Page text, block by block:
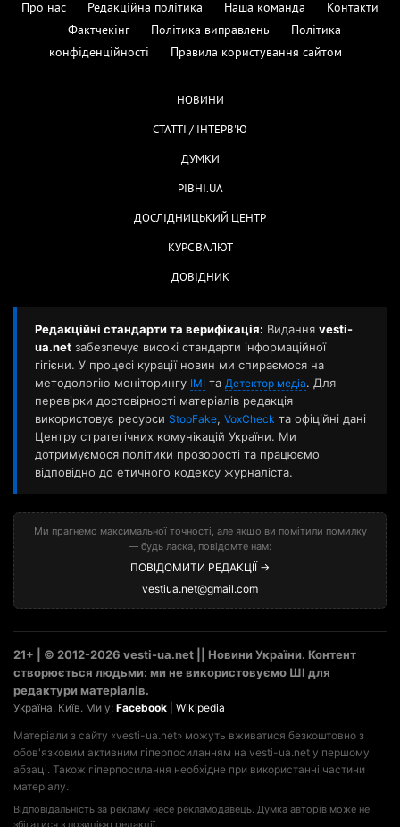
Про нас Редакційна політика Наша команда
Контакти
Фактчекінг
Політика виправлень
Політика
конфіденційності
Правила користування сайтом
НОВИНИ
СТАТТІ / ІНТЕРВ'Ю
ДУМКИ
РІВНІ.UA
ДОСЛІДНИЦЬКИЙ ЦЕНТР
КУРС ВАЛЮТ
ДОВІДНИК
Редакційні стандарти та верифікація: Видання vesti-
ua.net забезпечує високі стандарти інформаційної
гігієни. У процесі курації новин ми спираємося на
методологію моніторингу ІМІ та Детектор медіа. Для
перевірки достовірності матеріалів редакція
використовує ресурси StopFake, VoxCheck та офіційні дані
Центру стратегічних комунікацій України. Ми
дотримуємося політики прозорості та працюємо
відповідно до етичного кодексу журналіста.
Ми прагнемо максимальної точності, але якщо ви помітили помилку
— будь ласка, повідомте нам:
ПОВІДОМИТИ РЕДАКЦІЇ →
vestiua.net@gmail.com
21+ | © 2012-2026 vesti-ua.net || Новини України. Контент
створюється людьми: ми не використовуємо ШІ для
редактури матеріалів.
Україна. Київ. Ми у: Facebook Wikipedia
Матеріали з сайту «vesti-ua.net» можуть вживатися безкоштовно з
обов'язковим активним гіперпосиланням на vesti-ua.net у першому
абзаці. Також гіперпосилання необхідне при використанні частини
матеріалу.
Відповідальність за рекламу несе рекламодавець. Думка авторів може не
збігатися з позицією редакції.